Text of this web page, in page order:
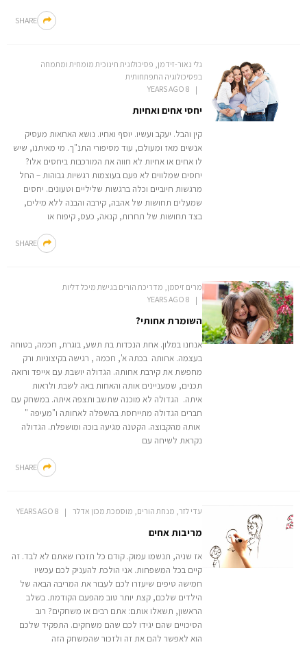
SHARE
גלי נאור-זידמן, פסיכולוגית חינוכית מומחית ומתמחה
בפסיכולוגיה התפתחותית
8 YEARS AGO
יחסי אחים ואחיות
קין והבל. יעקב ועשיו. יוסף ואחיו. נושא האחאות מעסיק
אנשים מאז ומעולם, עוד מסיפורי התנ"ך. מי מאיתנו, שיש
לו אחים או אחיות לא חווה את המורכבות ביחסים אלו?
יחסים שמלווים לא פעם בעוצמות רגשיות גבוהות – החל
מרגשות חיוביים וכלה ברגשות שליליים וטעונים. יחסים
שמעלים תחושות של אהבה, קירבה והבנה ללא מילים,
בצד תחושות של תחרות, קנאה, כעס, קיפוח או
SHARE
מרים זיסמן, מדריכת הורים בגישת מיכל דליות
8 YEARS AGO
השומרת אחותי?
אנחנו במלון. אחת הנכדות בת תשע, בוגרת, חכמה, בטוחה
בעצמה. אחותה בכתה א', חכמה , רגישה בקיצוניות ורק
מחפשת את קירבת אחותה. הגדולה יושבת עם אייפד ורואה
תכנים, שמעניינים אותה והאחות באה לשבת ולראות
איתה. הגדולה לא מוכנה שתשב ותצפה איתה. במשחק עם
חברים הגדולה מתייחסת בהשפלה לאחותה ו"מעיפה "
אותה מהקבוצה. הקטנה מגיעה בוכה ומושפלת. הגדולה
נקראת לשיחה עם
SHARE
עדי לזר, מנחת הורים, מוסמכת מכון אדלר 8 YEARS AGO
מריבות אחים
אז שניה, תנשמו עמוק. קודם כל תזכרו שאתם לא לבד. זה
קיים בכל המשפחות. אני הולכת להעניק לכם עכשיו
חמישה טיפים שיעזרו לכם לעבור את המריבה הבאה של
הילדים שלכם, קצת יותר טוב מהפעם הקודמת. בשלב
הראשון, תשאלו אותם: אתם רבים או משחקים? רוב
הסיכויים שהם יגידו לכם שהם משחקים. התפקיד שלכם
הוא לאפשר להם את זה ולזכור שהמשחק הזה